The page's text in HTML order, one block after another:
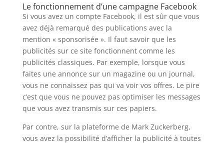
Le fonctionnement d’une campagne Facebook
Si vous avez un compte Facebook, il est sûr que vous
avez déjà remarqué des publications avec la
mention « sponsorisée ». Il faut savoir que les
publicités sur ce site fonctionnent comme les
publicités classiques. Par exemple, lorsque vous
faites une annonce sur un magazine ou un journal,
vous ne connaissez pas qui va voir vos offres. Le pire
c’est que vous ne pouvez pas optimiser les messages
que vous avez transmis sur ces papiers.
Par contre, sur la plateforme de Mark Zuckerberg,
vous avez la possibilité d’afficher la publicité à toutes